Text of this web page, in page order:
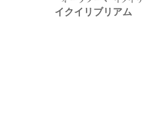
イクイリブリアム